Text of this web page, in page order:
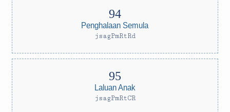
Penghalaan Semula
jsagPmRtRd
Laluan Anak
jsagPmRtCR